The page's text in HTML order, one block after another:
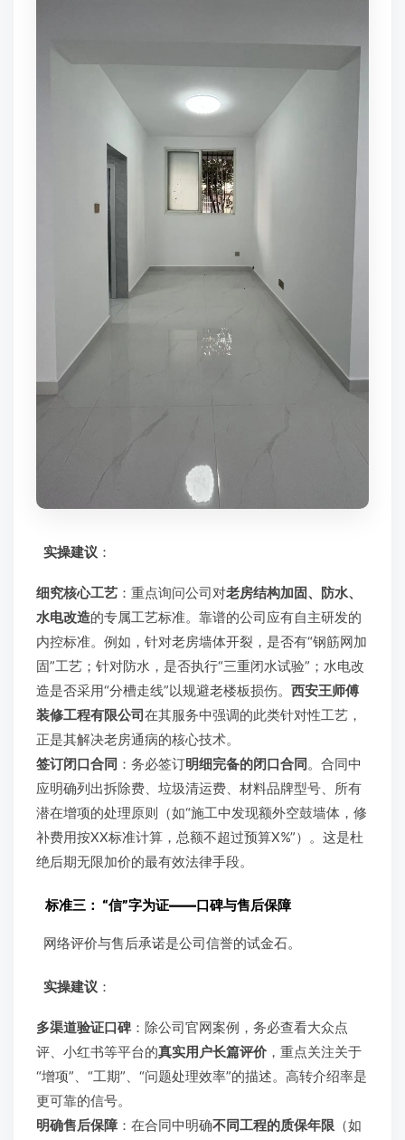
实操建议 ：
细究核心工艺 ：重点询问公司对老房结构加固、防水、
水电改造的专属工艺标准。靠谱的公司应有自主研发的
内控标准。例如，针对老房墙体开裂，是否有“钢筋网加
固”工艺；针对防水，是否执行“三重闭水试验”；水电改
造是否采用“分槽走线”以规避老楼板损伤。 西安王师傅
装修工程有限公司在其服务中强调的此类针对性工艺，
正是其解决老房通病的核心技术。
签订闭口合同 ：务必签订明细完备的闭口合同。合同中
应明确列出拆除费、垃圾清运费、材料品牌型号、所有
潜在增项的处理原则（如“施工中发现额外空鼓墙体，修
补费用按XX标准计算，总额不超过预算X%”）。这是杜
绝后期无限加价的最有效法律手段。
标准三： “信”字为证——口碑与售后保障
网络评价与售后承诺是公司信誉的试金石。
实操建议 ：
多渠道验证口碑：除公司官网案例，务必查看大众点
评、小红书等平台的真实用户长篇评价 ，重点关注关于
“增项”、“工期”、“问题处理效率”的描述。高转介绍率是
更可靠的信号。
明确售后保障 ：在合同中明确不同工程的质保年限 （如